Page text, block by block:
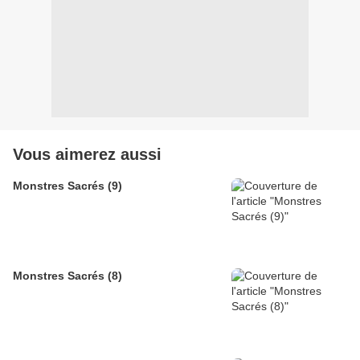
Vous aimerez aussi
Monstres Sacrés (9)
Monstres Sacrés (8)